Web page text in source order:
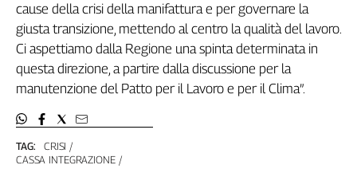
Valle
D'Aosta
Veneto
Archivio
1955-
TAG:
CRISI
CASSA INTEGRAZIONE
cause della crisi della manifattura e per governare la
giusta transizione, mettendo al centro la qualità del lavoro.
Ci aspettiamo dalla Regione una spinta determinata in
questa direzione, a partire dalla discussione per la
manutenzione del Patto per il Lavoro e per il Clima”.